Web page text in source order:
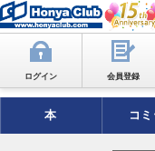
ログイン 会員登録
本 コ